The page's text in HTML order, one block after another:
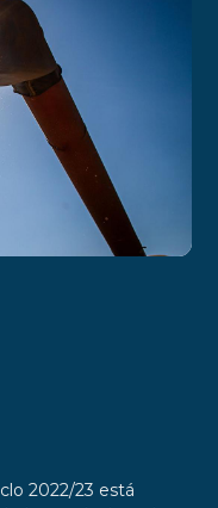
2022/23 está